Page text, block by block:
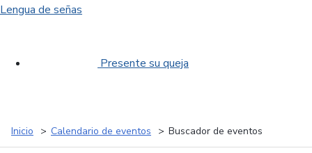
Lengua de señas
Presente su queja
Inicio Calendario de eventos Buscador de eventos